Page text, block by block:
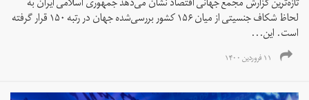
لحاظ شکاف جنسیتی از میان ۱۵۶ کشور بررسی‌شده جهان در رتبه ۱۵۰ قرار گرفته
است. این...
۱۱ فروردین ۱۴۰۰